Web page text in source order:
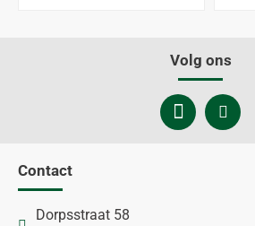
Volg ons
Contact
Dorpsstraat 58